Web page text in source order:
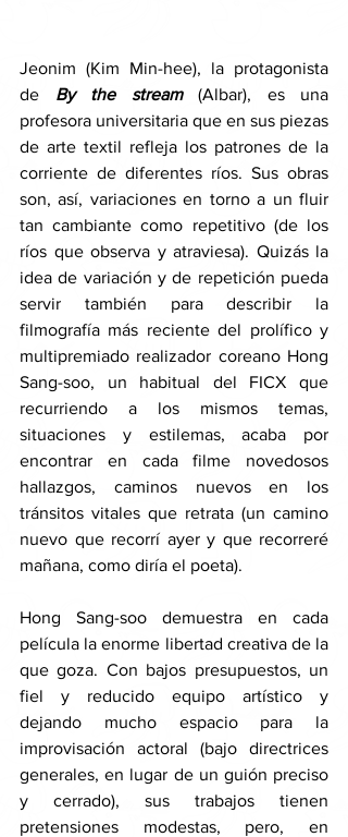
Jeonim (Kim Min-hee), la protagonista
de By the stream
(Albar), es una
profesora universitaria que en sus piezas
de arte textil refleja los patrones de la
corriente de diferentes ríos. Sus obras
son, así, variaciones en torno a un fluir
tan cambiante como repetitivo (de los
ríos que observa y atraviesa). Quizás la
idea de variación y de repetición pueda
servir también para describir la
filmografía más reciente del prolífico y
multipremiado realizador coreano Hong
Sang-soo, un habitual del FICX que
recurriendo a los mismos temas,
situaciones y estilemas, acaba por
encontrar en cada filme novedosos
hallazgos, caminos nuevos en los
tránsitos vitales que retrata (un camino
nuevo que recorrí ayer y que recorreré
mañana, como diría el poeta).
Hong Sang-soo demuestra en cada
película la enorme libertad creativa de la
que goza. Con bajos presupuestos, un
fiel y reducido equipo artístico y
dejando mucho espacio para la
improvisación actoral (bajo directrices
generales, en lugar de un guión preciso
y cerrado), sus trabajos tienen
pretensiones modestas, pero, en